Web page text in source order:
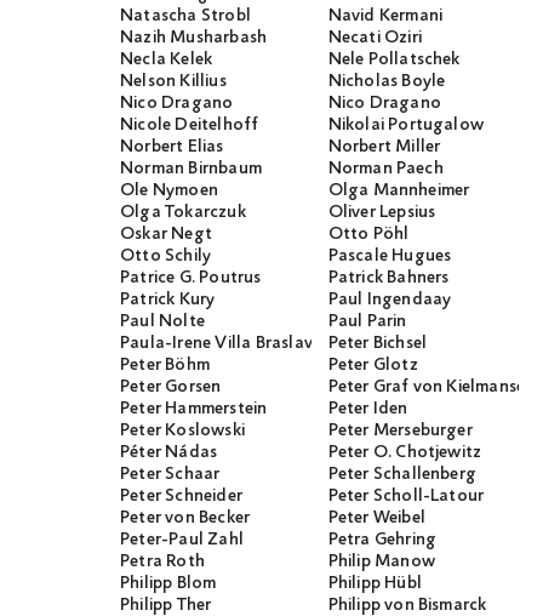
Natascha Strobl
Navid Kermani
Nazih Musharbash
Necati Öziri
Necla Kelek
Nele Pollatschek
Nelson Killius
Nicholas Boyle
Nico Dragano
Nico Dragano
Nicole Deitelhoff
Nikolai Portugalow
Norbert Elias
Norbert Miller
Norman Birnbaum
Norman Paech
Ole Nymoen
Olga Mannheimer
Olga Tokarczuk
Oliver Lepsius
Oskar Negt
Otto Pöhl
Otto Schily
Pascale Hugues
Patrice G. Poutrus
Patrick Bahners
Patrick Kury
Paul Ingendaay
Paul Nolte
Paul Parin
Paula-Irene Villa BraslavskyPeter Bichsel
Peter Böhm
Peter Glotz
Peter Gorsen
Peter Graf von
Peter Hammerstein
Peter Iden
Peter Koslowski
Peter Merseburger
Péter Nádas
Peter O. Chotjewitz
Peter Schaar
Peter Schallenberg
Peter Schneider
Peter Scholl-Latour
Peter von Becker
Peter Weibel
Peter-Paul Zahl
Petra Gehring
Petra Roth
Philip Manow
Philipp Blom
Philipp Hübl
Philipp Ther
Philipp von Bismarck